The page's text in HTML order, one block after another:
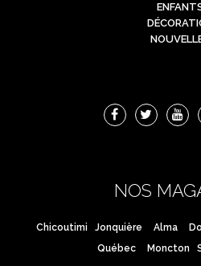
NOS
Chicoutimi Jonquière Alma
Québec
Moncton